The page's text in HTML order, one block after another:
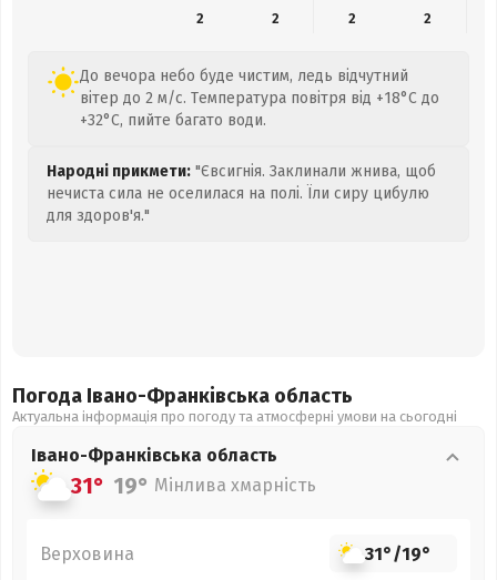
2
2 2 2
До вечора небо буде чистим, ледь відчутний
вітер до 2 м/с. Температура повітря від +18°C до
+32°C, пийте багато води.
Народні прикмети: "Євсигнія. Заклинали жнива, щоб
нечиста сила не оселилася на полі. Їли сиру цибулю
для здоров'я."
Погода Івано-Франківська область
Актуальна інформація про погоду та атмосферні умови на сьогодні
Івано-Франківська область
31° 19° Мінлива хмарність
Верховина 31°/19°